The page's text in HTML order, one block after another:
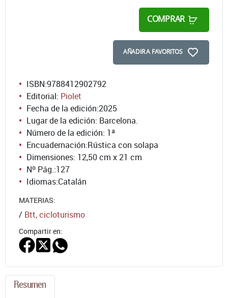
COMPRAR
AÑADIR A FAVORITOS
ISBN:9788412902792
Editorial: Piolet
Fecha de la edición:2025
Lugar de la edición: Barcelona.
Número de la edición: 1ª
Encuadernación:Rústica con solapa
Dimensiones: 12,50 cm x 21 cm
Nº Pág.:127
Idiomas:Catalán
MATERIAS:
/ Btt, cicloturismo
Compartir en:
Resumen